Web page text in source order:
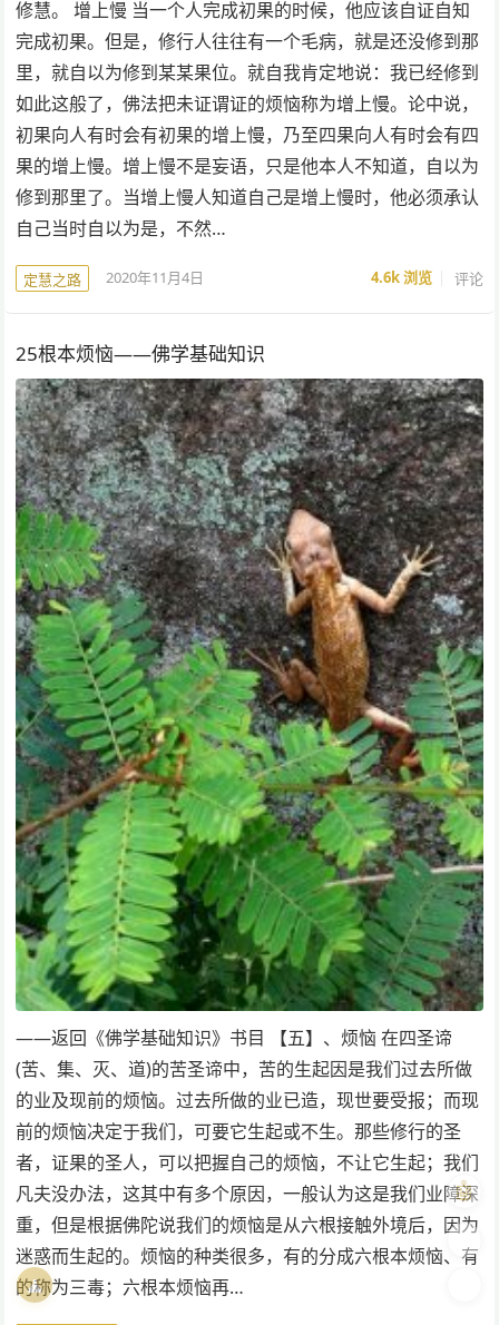
修慧。 增上慢 当一个人完成初果的时候，他应该自证自知
完成初果。但是，修行人往往有一个毛病，就是还没修到那
里，就自以为修到某某果位。就自我肯定地说：我已经修到
如此这般了，佛法把未证谓证的烦恼称为增上慢。论中说，
初果向人有时会有初果的增上慢，乃至四果向人有时会有四
果的增上慢。增上慢不是妄语，只是他本人不知道，自以为
修到那里了。当增上慢人知道自己是增上慢时，他必须承认
自己当时自以为是，不然…
定慧之路 2020年11月4日 4.6k浏览 评论
25根本烦恼——佛学基础知识
——返回《佛学基础知识》书目 【五】、烦恼 在四圣谛
(苦、集、灭、道)的苦圣谛中，苦的生起因是我们过去所做
的业及现前的烦恼。过去所做的业已造，现世要受报；而现
前的烦恼决定于我们，可要它生起或不生。那些修行的圣
者，证果的圣人，可以把握自己的烦恼，不让它生起；我们
凡夫没办法，这其中有多个原因，一般认为这是我们业障深
重，但是根据佛陀说我们的烦恼是从六根接触外境后，因为
迷惑而生起的。烦恼的种类很多，有的分成六根本烦恼、有
的称为三毒；六根本烦恼再…
🧘
🤖
🎨